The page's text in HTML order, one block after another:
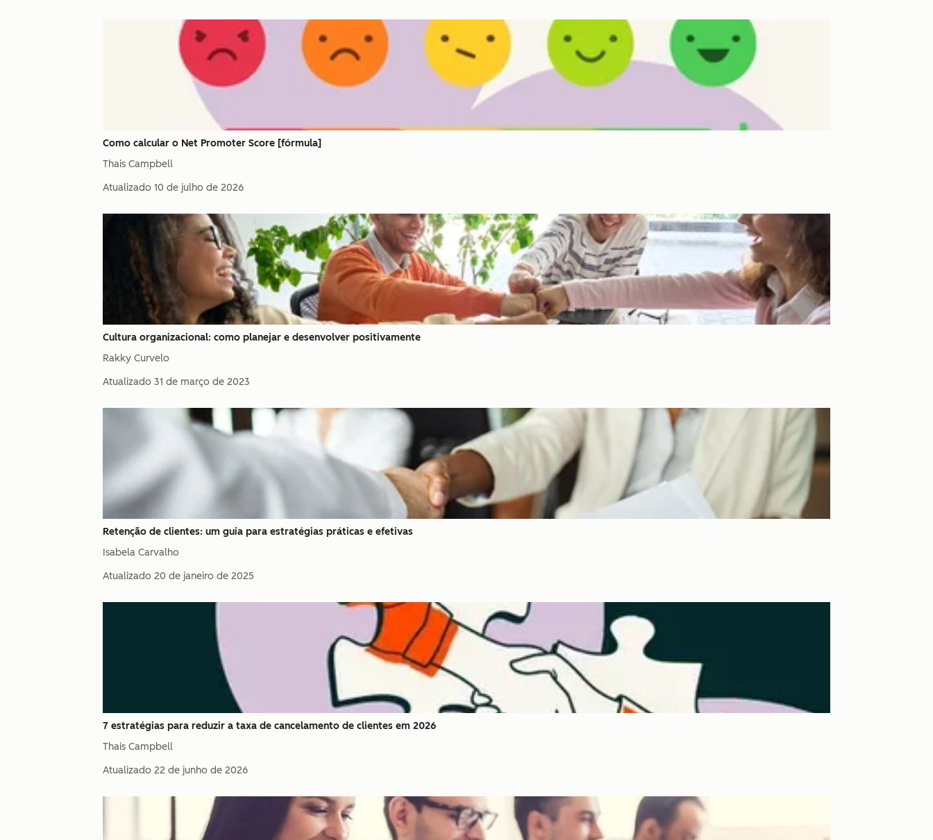
Como calcular o Net Promoter Score [fórmula]
Thais Campbell
Atualizado 10 de julho de 2026
Cultura organizacional: como planejar e desenvolver positivamente
Rakky Curvelo
Atualizado 31 de março de 2023
Retenção de clientes: um guia para estratégias práticas e efetivas
Isabela Carvalho
Atualizado 20 de janeiro de 2025
7 estratégias para reduzir a taxa de cancelamento de clientes em 2026
Thais Campbell
Atualizado 22 de junho de 2026